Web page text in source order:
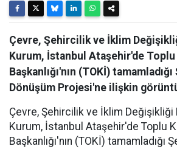
Çevre, Şehircilik ve İklim
Kurum, İstanbul Ataşehir'de
Başkanlığı'nın (TOKİ)
Dönüşüm Projesi'ne ilişkin
Çevre, Şehircilik ve İklim Değişikliği
Kurum, İstanbul Ataşehir'de Toplu
Başkanlığı'nın (TOKİ) tamamladığı